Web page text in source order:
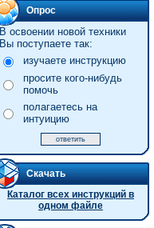
Опрос
В освоении новой техники
Вы поступаете так:
изучаете инструкцию
просите кого-нибудь
помочь
полагаетесь на
интуицию
Скачать
Каталог всех инструкций в
одном файле